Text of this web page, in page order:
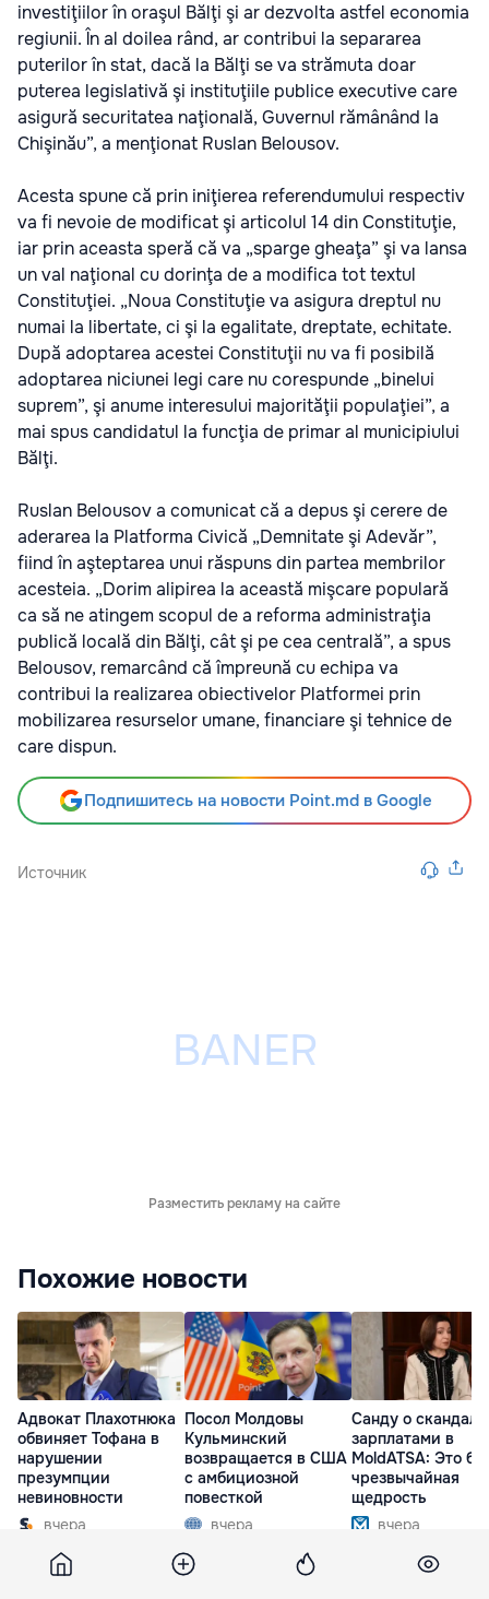
investiţiilor în oraşul Bălţi şi ar dezvolta astfel economia
regiunii. În al doilea rând, ar contribui la separarea
puterilor în stat, dacă la Bălţi se va strămuta doar
puterea legislativă şi instituţiile publice executive care
asigură securitatea naţională, Guvernul rămânând la
Chişinău”, a menţionat Ruslan Belousov.
Acesta spune că prin iniţierea referendumului respectiv
va fi nevoie de modificat şi articolul 14 din Constituţie,
iar prin aceasta speră că va „sparge gheaţa” şi va lansa
un val naţional cu dorinţa de a modifica tot textul
Constituţiei. „Noua Constituţie va asigura dreptul nu
numai la libertate, ci şi la egalitate, dreptate, echitate.
După adoptarea acestei Constituţii nu va fi posibilă
adoptarea niciunei legi care nu corespunde „binelui
suprem”, şi anume interesului majorităţii populaţiei”, a
mai spus candidatul la funcţia de primar al municipiului
Bălţi.
Ruslan Belousov a comunicat că a depus şi cerere de
aderarea la Platforma Civică „Demnitate şi Adevăr”,
fiind în aşteptarea unui răspuns din partea membrilor
acesteia. „Dorim alipirea la această mişcare populară
ca să ne atingem scopul de a reforma administraţia
publică locală din Bălţi, cât şi pe cea centrală”, a spus
Belousov, remarcând că împreună cu echipa va
contribui la realizarea obiectivelor Platformei prin
mobilizarea resurselor umane, financiare şi tehnice de
care dispun.
Подпишитесь на новости Point.md в Google
Источник
Разместить рекламу на сайте
Похожие новости
Адвокат Плахотнюка
обвиняет Тофана в
нарушении
презумпции
невиновности
вчера
Посол Молдовы
Кульминский
возвращается в США
с амбициозной
повесткой
вчера
Санду о
зарплатами в
MoldATSA: Это
чрезвычайная
щедрость
вчера